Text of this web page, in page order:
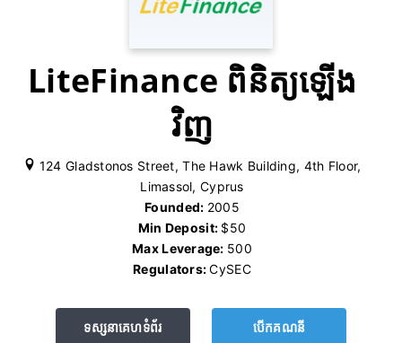
LiteFinance ពិនិត្យឡើង
វិញ
124 Gladstonos Street, The Hawk Building, 4th Floor,
Limassol, Cyprus
Founded: 2005
Min Deposit: $50
Max Leverage: 500
Regulators:CySEC
ទស្សនាគេហទំព័រ បើក​គណនី